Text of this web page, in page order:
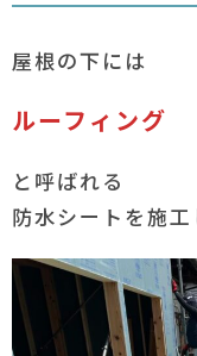
屋根の下には
ルーフィング
と呼ばれる
防水シートを施工